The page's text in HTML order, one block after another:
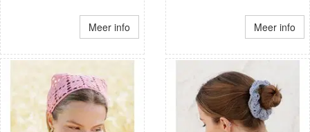
Meer info Meer info